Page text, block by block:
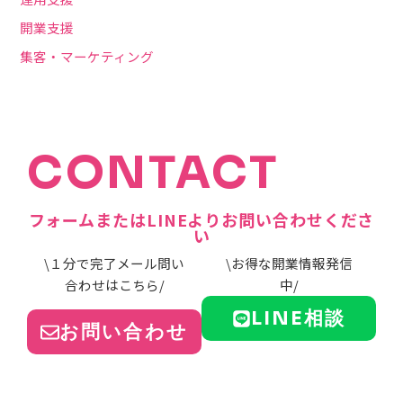
開業支援
集客・マーケティング
CONTACT
フォームまたはLINEよりお問い合わせくださ
い
\１分で完了メール問い
合わせはこちら/
お問い合わせ
\お得な開業情報発信
中/
LINE相談